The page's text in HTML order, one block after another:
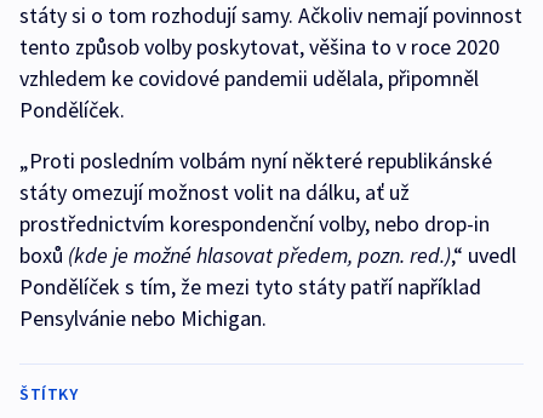
státy si o tom rozhodují samy. Ačkoliv nemají povinnost
tento způsob volby poskytovat, věšina to v roce 2020
vzhledem ke covidové pandemii udělala, připomněl
Pondělíček.
„Proti posledním volbám nyní některé republikánské
státy omezují možnost volit na dálku, ať už
prostřednictvím korespondenční volby, nebo drop-in
boxů (kde je možné hlasovat předem, pozn. red.),“ uvedl
Pondělíček s tím, že mezi tyto státy patří například
Pensylvánie nebo Michigan.
ŠTÍTKY